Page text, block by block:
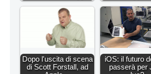
Dopo l'uscita di scena
di Scott Forstall, ad
iOS: il futuro
passerà per